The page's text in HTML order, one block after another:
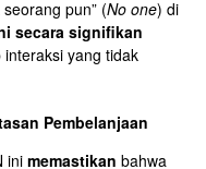
pun” (No one) di
secara signifikan
yang tidak
Pembelanjaan
ini memastikan bahwa